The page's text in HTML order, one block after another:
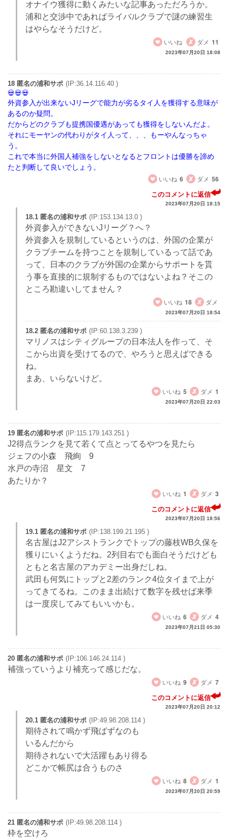
オナイウ獲得に動くみたいな記事あっただろうか。
浦和と交渉中であればライバルクラブで謎の練習生
はやらなそうだけど。
いいね
ダメ 11
2023年07月20日 18:08
18 匿名の浦和サポ (IP:36.14.116.40 )
外資参入が出来ないJリーグで能力が劣るタイ人を獲得する意味が
あるのか疑問。
だからどのクラブも提携国優遇があっても獲得をしないんだよ。
それにモーヤンの代わりがタイ人って、、、もーやんなっちゃ
う。
これで本当に外国人補強をしないとなるとフロントは優勝を諦め
たと判断して良いでしょう。
いいね 6 ダメ 56
このコメントに返信
2023年07月20日 18:15
18.1 匿名の浦和サポ (IP:153.134.13.0 )
外資参入ができないJリーグ？へ？
外資参入を規制しているというのは、外国の企業が
クラブチームを持つことを規制しているって話であ
って、日本のクラブが外国の企業からサポートを貰
う事を直接的に規制するものではないよね？そこの
ところ勘違いしてません？
いいね 18 ダメ
2023年07月20日 18:54
18.2 匿名の浦和サポ (IP:60.138.3.239 )
マリノスはシティグループの日本法人を作って、そ
こから出資を受けてるので、やろうと思えばできる
ね。
まあ、いらないけど。
いいね 5 ダメ 1
2023年07月20日 22:03
19 匿名の浦和サポ (IP:115.179.143.251 )
J2得点ランクを見て若くて点とってるやつを見たら
ジェフの小森 飛絢 9
水戸の寺沼 星文 7
あたりか？
いいね 1 ダメ 3
このコメントに返信
2023年07月20日 18:56
19.1 匿名の浦和サポ (IP:138.199.21.195 )
名古屋はJ2アシストランクでトップの藤枝WB久保を
獲りにいくようだね。2列目右でも面白そうだけども
ともと名古屋のアカデミー出身だしね。
武田も何気にトップと2差のランク4位タイまで上が
ってきてるね。このまま出続けて数字を残せば来季
は一度戻してみてもいいかも。
いいね 6 ダメ 4
2023年07月21日 05:30
20 匿名の浦和サポ (IP:106.146.24.114 )
補強っていうより補充って感じだな。
いいね 9 ダメ 7
このコメントに返信
2023年07月20日 20:12
20.1 匿名の浦和サポ (IP:49.98.208.114 )
期待されて鳴かず飛ばずなのも
いるんだから
期待されないで大活躍もあり得る
どこかで帳尻は合うものさ
いいね 8 ダメ 1
2023年07月20日 20:59
21 匿名の浦和サポ (IP:49.98.208.114 )
枠を空けろ